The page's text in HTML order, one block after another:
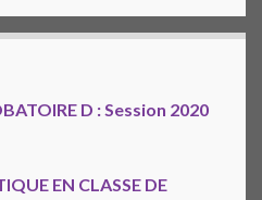
D : Session 2020
EN CLASSE DE